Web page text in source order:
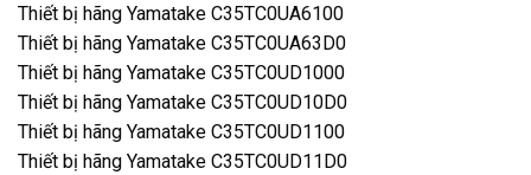
Thiết bị hãng Yamatake C35TC0UA6100
Thiết bị hãng Yamatake C35TC0UA63D0
Thiết bị hãng Yamatake C35TC0UD1000
Thiết bị hãng Yamatake C35TC0UD10D0
Thiết bị hãng Yamatake C35TC0UD1100
Thiết bị hãng Yamatake C35TC0UD11D0